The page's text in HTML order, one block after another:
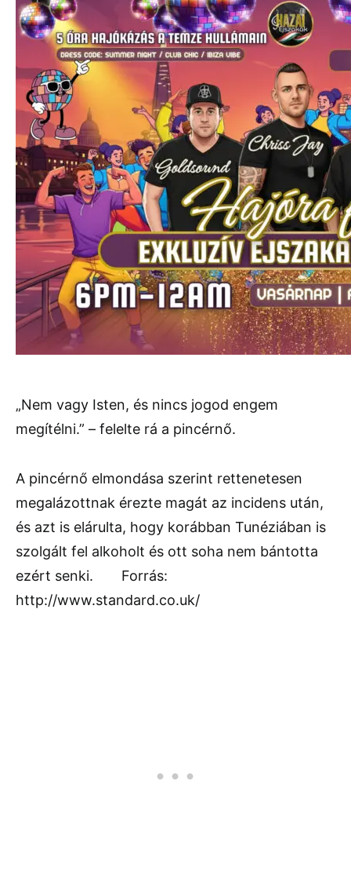
„Nem vagy Isten, és nincs jogod engem
megítélni.” – felelte rá a pincérnő.
A pincérnő elmondása szerint rettenetesen
megalázottnak érezte magát az incidens után,
és azt is elárulta, hogy korábban Tunéziában is
szolgált fel alkoholt és ott soha nem bántotta
ezért senki.
Forrás:
http://www.standard.co.uk/